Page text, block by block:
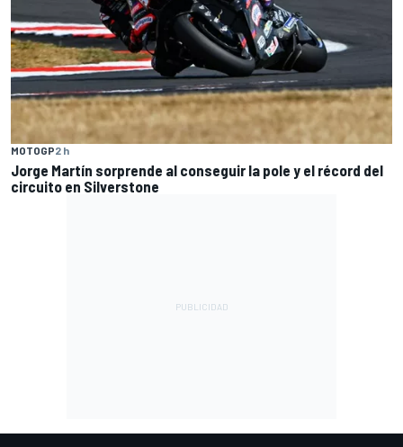
MOTOGP2 h
Jorge Martín sorprende al conseguir la pole y el récord del
circuito en Silverstone